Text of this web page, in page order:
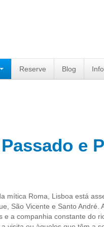
Reserve Blog
e
mítica Roma, Lisboa está
São Vicente e Santo André.
a companhia constante do